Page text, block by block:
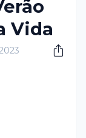
Vida